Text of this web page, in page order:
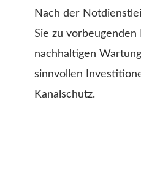
Nach der
Sie zu vorbeugenden
nachhaltigen
sinnvollen
Kanalschutz.